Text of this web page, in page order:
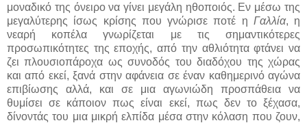
μοναδικό της όνειρο να γίνει μεγάλη ηθοποιός. Εν μέσω της
μεγαλύτερης ίσως κρίσης που γνώρισε ποτέ η Γαλλία, η
νεαρή κοπέλα γνωρίζεται με τις σημαντικότερες
προσωπικότητες της εποχής, από την αθλιότητα φτάνει να
ζει πλουσιοπάροχα ως συνοδός του διαδόχου της χώρας
και από εκεί, ξανά στην αφάνεια σε έναν καθημερινό αγώνα
επιβίωσης αλλά, και σε μια αγωνιώδη προσπάθεια να
θυμίσει σε κάποιον πως είναι εκεί, πως δεν το ξέχασα,
δίνοντάς του μια μικρή ελπίδα μέσα στην κόλαση που ζουν,